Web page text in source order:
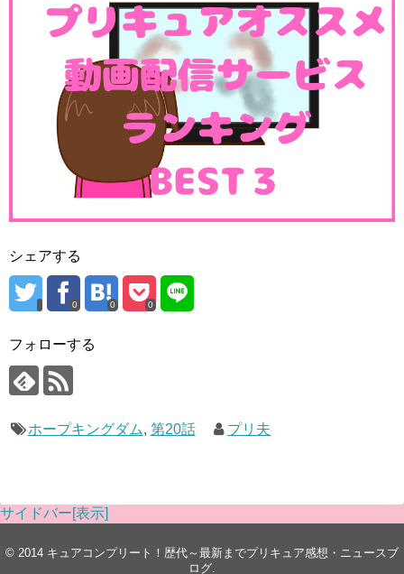
シェアする
0 0 0
フォローする
ホープキングダム, 第20話 プリ夫
サイドバー[表示]
© 2014 キュアコンプリート！歴代～最新までプリキュア感想・ニュースブ
ログ.